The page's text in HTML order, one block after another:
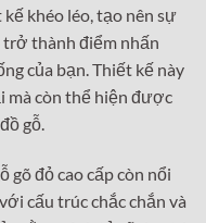
khéo léo, tạo nên sự
trở thành điểm nhấn
của bạn. Thiết kế này
mà còn thể hiện được
gỗ.
gõ đỏ cao cấp còn nổi
cấu trúc chắc chắn và